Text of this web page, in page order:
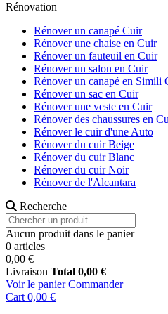
Rénovation
Rénover un canapé Cuir
Rénover une chaise en Cuir
Rénover un fauteuil en Cuir
Rénover un salon en Cuir
Rénover un canapé en Simili
Rénover un sac en Cuir
Rénover une veste en Cuir
Rénover des chaussures en
Rénover le cuir d'une Auto
Rénover du cuir Beige
Rénover du cuir Blanc
Rénover du cuir Noir
Rénover de l'Alcantara
Recherche
Aucun produit dans le panier
0 articles
0,00 €
Livraison Total 0,00 €
Voir le panier Commander
Cart 0,00 €